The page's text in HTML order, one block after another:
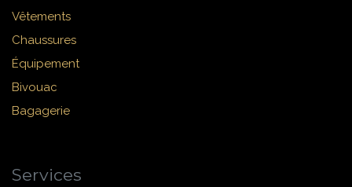
Vêtements
Chaussures
Équipement
Bivouac
Bagagerie
Services